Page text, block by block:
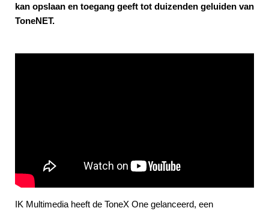
kan opslaan en toegang geeft tot duizenden geluiden van
ToneNET.
IK Multimedia heeft de ToneX One gelanceerd, een